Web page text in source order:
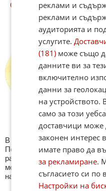
СВЯТ КУИЗОВЕ
В секция Свят ще намерите
Периодично се публикува
различна международна
може да видите резултат с
натрупали. Другите куизове
реклами и
реклами и
аудиторията и
услугите.
(181) може също
данните ви за
включително
данни за
на
само за този
доставчици може
законен интерес
имате право да
за рекламиране.
съгласието си по
Настройки на